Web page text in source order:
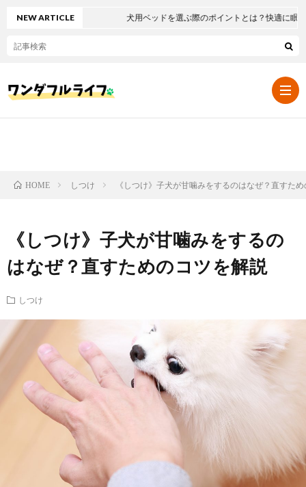
テ
理
識
NEW ARTICLE 犬用ベッドを選ぶ際のポイントとは？快適に眠れ
HOME しつけ 《しつけ》子犬が甘噛みをするのはなぜ？直すた
《しつけ》子犬が甘噛みをするの
はなぜ？直すためのコツを解説
しつけ